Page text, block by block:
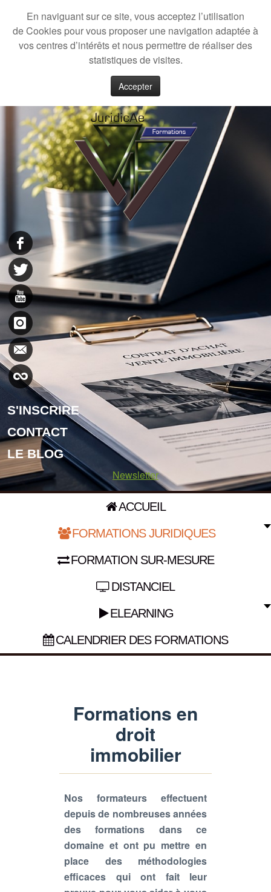
En naviguant sur ce site, vous acceptez l’utilisation
de Cookies pour vous proposer une navigation adaptée à
vos centres d’intérêts et nous permettre de réaliser des
statistiques de visites.
Accepter
S'INSCRIRE
CONTACT
LE BLOG
Newsletter
ACCUEIL
FORMATIONS JURIDIQUES
FORMATION SUR-MESURE
DISTANCIEL
ELEARNING
CALENDRIER DES FORMATIONS
Formations en
droit
immobilier
Nos formateurs effectuent
depuis de nombreuses années
des formations dans ce
domaine et ont pu mettre en
place des méthodologies
efficaces qui ont fait leur